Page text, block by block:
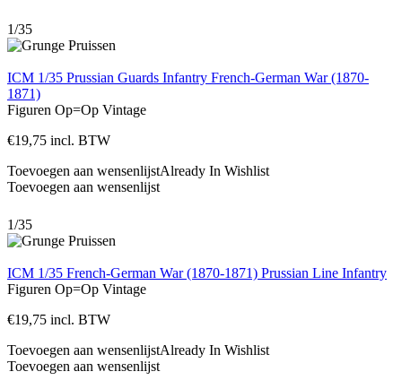
1/35
ICM 1/35 Prussian Guards Infantry French-German War (1870-
1871)
Figuren Op=Op Vintage
€19,75 incl. BTW
Toevoegen aan wensenlijstAlready In Wishlist
Toevoegen aan wensenlijst
1/35
ICM 1/35 French-German War (1870-1871) Prussian Line Infantry
Figuren Op=Op Vintage
€19,75 incl. BTW
Toevoegen aan wensenlijstAlready In Wishlist
Toevoegen aan wensenlijst